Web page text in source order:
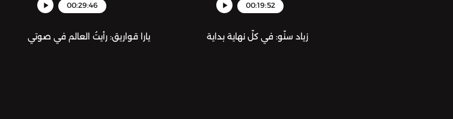
00:29:46
يارا قواريق: رأيتُ العالم في صوتي
00:19:52
زياد سنّو: في كلّ نهاية بداية